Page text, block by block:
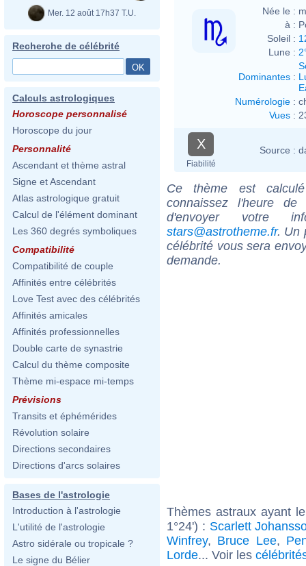
Mer. 12 août 17h37 T.U.
Recherche de célébrité
Calculs astrologiques
Horoscope personnalisé
Horoscope du jour
Personnalité
Ascendant et thème astral
Signe et Ascendant
Atlas astrologique gratuit
Calcul de l'élément dominant
Les 360 degrés symboliques
Compatibilité
Compatibilité de couple
Affinités entre célébrités
Love Test avec des célébrités
Affinités amicales
Affinités professionnelles
Double carte de synastrie
Calcul du thème composite
Thème mi-espace mi-temps
Prévisions
Transits et éphémérides
Révolution solaire
Directions secondaires
Directions d'arcs solaires
Bases de l'astrologie
Introduction à l'astrologie
L'utilité de l'astrologie
Astro sidérale ou tropicale ?
Le signe du Bélier
Née le :
à :
Soleil :
Lune :
Dominantes :
Numérologie :
Vues :
X
Fiabilité
Source :
Ce thème est
connaissez l'heure
d'envoyer votre
stars@astrotheme.fr. Un
célébrité vous sera
demande.
Thèmes astraux ayant
1°24') : Scarlett
Winfrey, Bruce Lee,
Lorde... Voir les